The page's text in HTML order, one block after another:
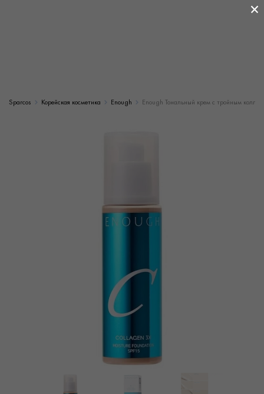
Sparcos Корейская косметика Enough Enough Тональный крем с тройным
×